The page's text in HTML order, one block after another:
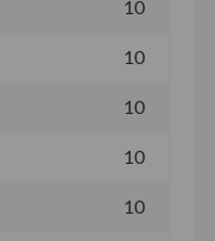
10
10
10
10
10